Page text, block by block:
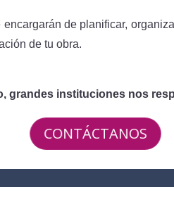
de planificar,
de tu obra.
, grandes instituciones nos
CONTÁCTANOS